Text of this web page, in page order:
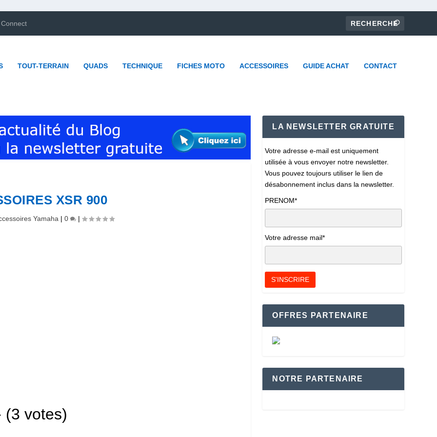
TOUT-TERRAIN QUADS TECHNIQUE FICHES MOTO ACCESSOIRES GUIDE ACHAT CONTACT
XSR 900
Yamaha |0 |
(3 votes)
LA NEWSLETTER GRATUITE
Votre adresse e-mail est uniquement
utilisée à vous envoyer notre newsletter.
Vous pouvez toujours utiliser le lien de
désabonnement inclus dans la newsletter.
PRENOM*
Votre adresse mail*
OFFRES PARTENAIRE
NOTRE PARTENAIRE